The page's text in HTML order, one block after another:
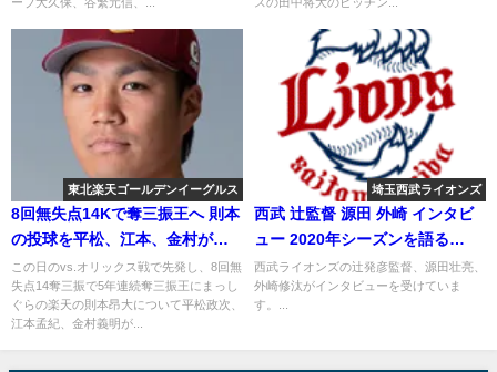
東北楽天ゴールデンイーグルス
8回無失点14Kで奪三振王へ 則本
の投球を平松、江本、金村が語
る 2018年9月6日
この日のvs.オリックス戦で先発し、8回無
失点14奪三振で5年連続奪三振王にまっし
ぐらの楽天の則本昂大について平松政次、
江本孟紀、金村義明が...
埼玉西武ライオンズ
西武 辻監督 源田 外崎 インタビ
ュー 2020年シーズンを語る
2020.2.2
西武ライオンズの辻発彦監督、源田壮亮、
外崎修汰がインタビューを受けていま
す。...